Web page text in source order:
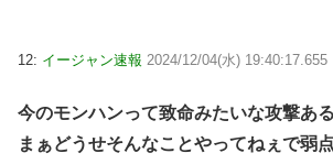
12: イージャン速報 2024/12/04(水) 19:40:17.655
今のモンハンって致命みたいな攻撃あ
まぁどうせそんなことやってねぇで弱